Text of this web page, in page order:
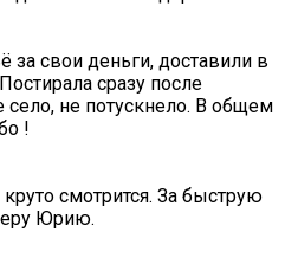
за свои деньги, доставили в
сразу после
село, не потускнело. В общем
!
смотрится. За быструю
Юрию.